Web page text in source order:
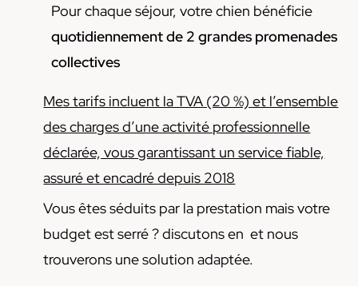
Pour chaque séjour, votre chien bénéficie
quotidiennement de 2 grandes promenades
collectives
Mes tarifs incluent la TVA (20 %) et l’ensemble
des charges d’une activité professionnelle
déclarée, vous garantissant un service fiable,
assuré et encadré depuis 2018
Vous êtes séduits par la prestation mais votre
budget est serré ? discutons en et nous
trouverons une solution adaptée.